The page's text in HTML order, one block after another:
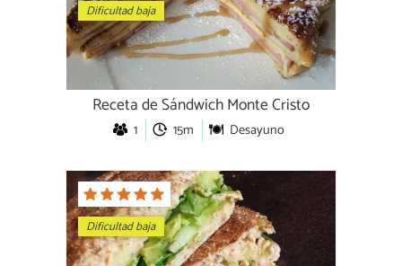
Dificultad baja
Receta de Sándwich Monte Cristo
1 15m Desayuno
Dificultad baja